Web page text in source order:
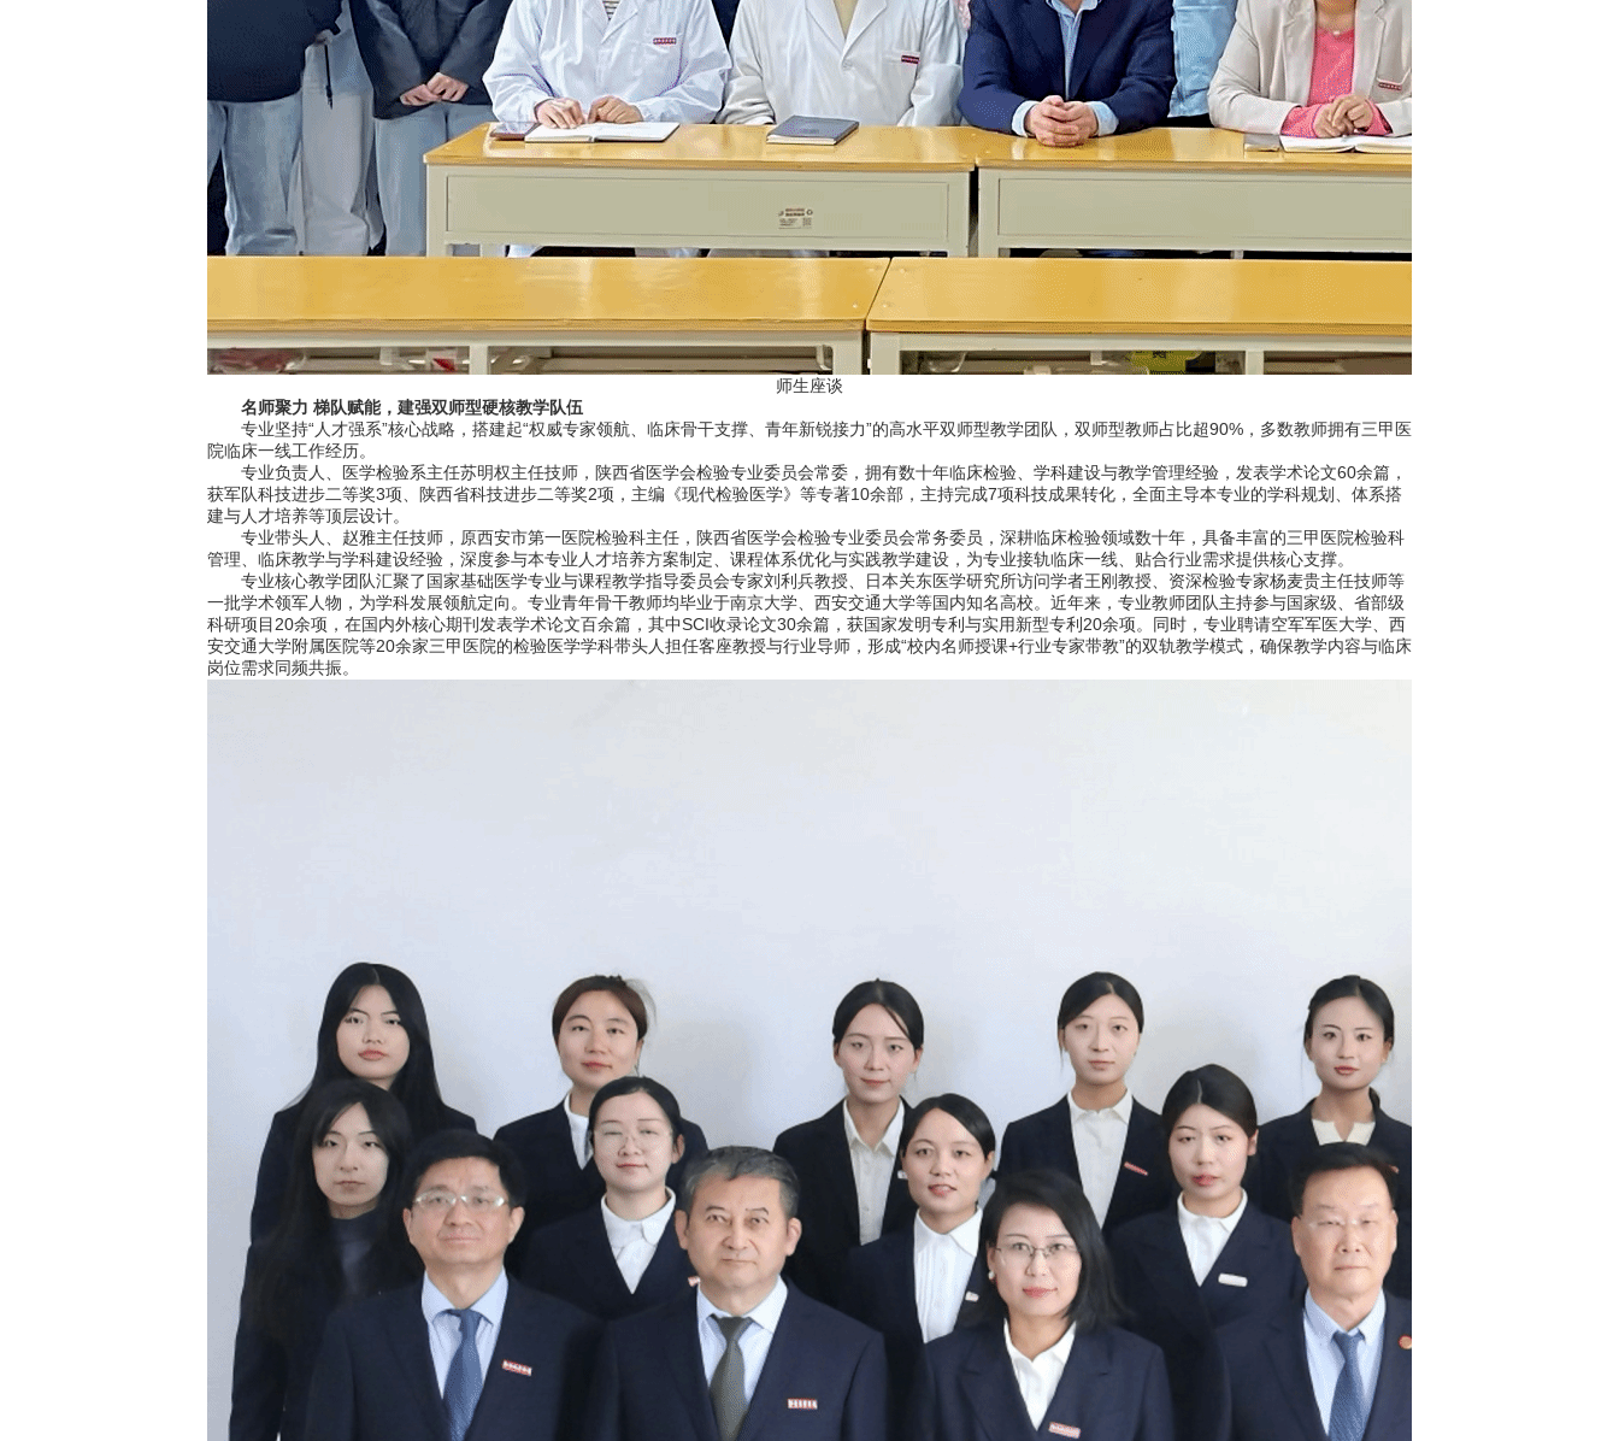
师生座谈
名师聚力 梯队赋能，建强双师型硬核教学队伍
专业坚持“人才强系”核心战略，搭建起“权威专家领航、临床骨干支撑、青年新锐接力”的高水平双师型教学团队，双师型教师占比超90%，多数教师拥有三甲医
院临床一线工作经历。
专业负责人、医学检验系主任苏明权主任技师，陕西省医学会检验专业委员会常委，拥有数十年临床检验、学科建设与教学管理经验，发表学术论文60余篇，
获军队科技进步二等奖3项、陕西省科技进步二等奖2项，主编《现代检验医学》等专著10余部，主持完成7项科技成果转化，全面主导本专业的学科规划、体系搭
建与人才培养等顶层设计。
专业带头人、赵雅主任技师，原西安市第一医院检验科主任，陕西省医学会检验专业委员会常务委员，深耕临床检验领域数十年，具备丰富的三甲医院检验科
管理、临床教学与学科建设经验，深度参与本专业人才培养方案制定、课程体系优化与实践教学建设，为专业接轨临床一线、贴合行业需求提供核心支撑。
专业核心教学团队汇聚了国家基础医学专业与课程教学指导委员会专家刘利兵教授、日本关东医学研究所访问学者王刚教授、资深检验专家杨麦贵主任技师等
一批学术领军人物，为学科发展领航定向。专业青年骨干教师均毕业于南京大学、西安交通大学等国内知名高校。近年来，专业教师团队主持参与国家级、省部级
科研项目20余项，在国内外核心期刊发表学术论文百余篇，其中SCI收录论文30余篇，获国家发明专利与实用新型专利20余项。同时，专业聘请空军军医大学、西
安交通大学附属医院等20余家三甲医院的检验医学学科带头人担任客座教授与行业导师，形成“校内名师授课+行业专家带教”的双轨教学模式，确保教学内容与临床
岗位需求同频共振。